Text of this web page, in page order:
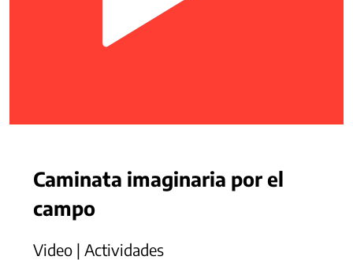
Caminata imaginaria por el
campo
Video | Actividades